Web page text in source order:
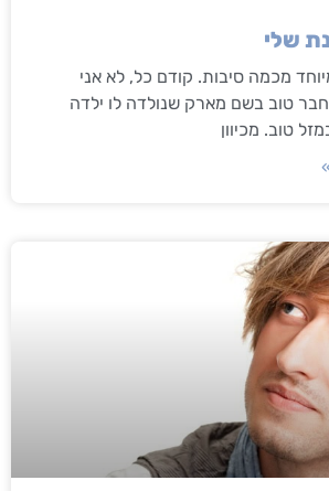
שלי
מכמה סיבות. קודם כל, לא אני
טוב בשם מארק שנולדה לו ילדה
טוב. מכיוון